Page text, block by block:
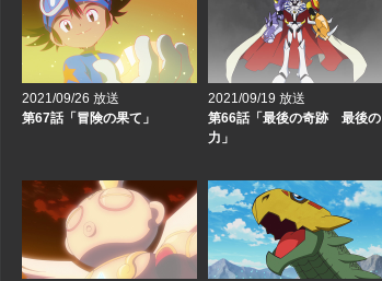
2021/09/26 放送
第67話「冒険の果て」
2021/09/19 放送
第66話「最後の奇跡 最後の
力」